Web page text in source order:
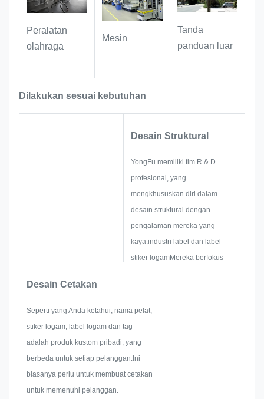
identifier pencocokan untuk barang
dagangan IP merek dan barang kreatif
budaya.meningkatkan tekstur produk
Peralatan
olahraga
Mesin
Tanda
panduan luar
Dilakukan sesuai kebutuhan
Desain Struktural
YongFu memiliki tim R & D
profesional, yang
mengkhususkan diri dalam
desain struktural dengan
pengalaman mereka yang
kaya.industri label dan label
stiker logamMereka berfokus
Desain Cetakan
Seperti yang Anda ketahui, nama pelat,
stiker logam, label logam dan tag
adalah produk kustom pribadi, yang
berbeda untuk setiap pelanggan.Ini
biasanya perlu untuk membuat cetakan
untuk memenuhi pelanggan.